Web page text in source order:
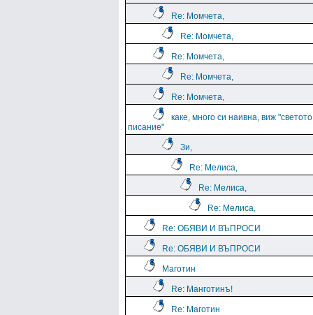
Re: Момчета,
Re: Момчета,
Re: Момчета,
Re: Момчета,
Re: Момчета,
каке, много си наивна, виж "светото
писание"
Зи,
Re: Мелиса,
Re: Мелиса,
Re: Мелиса,
Re: ОБЯВИ И ВЪПРОСИ
Re: ОБЯВИ И ВЪПРОСИ
Маготин
Re: Манготинъ!
Re: Маготин